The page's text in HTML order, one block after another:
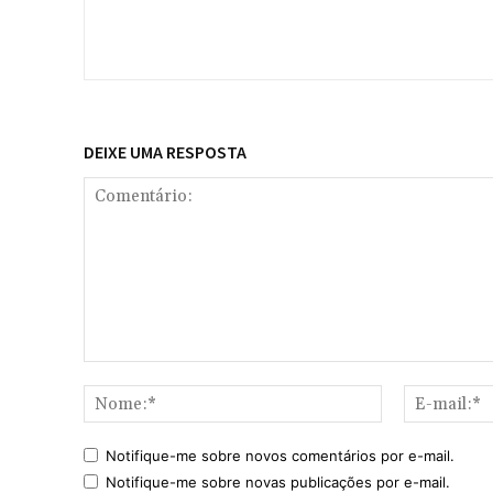
DEIXE UMA RESPOSTA
Nome:*
Notifique-me sobre novos comentários por e-mail.
Notifique-me sobre novas publicações por e-mail.